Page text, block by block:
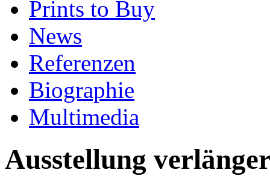
Prints to Buy
News
Referenzen
Biographie
Multimedia
Ausstellung